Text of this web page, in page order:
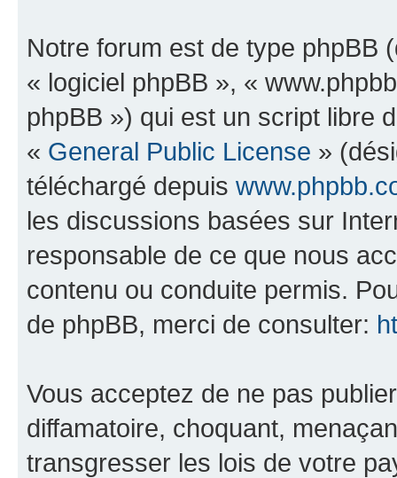
Notre forum est de type phpBB
« logiciel phpBB », «
phpBB ») qui est un script libre
« General Public License »
téléchargé depuis
les discussions basées sur
responsable de ce que nous
contenu ou conduite permis.
de phpBB, merci de consulter:
Vous acceptez de ne pas
diffamatoire, choquant,
transgresser les lois de votre